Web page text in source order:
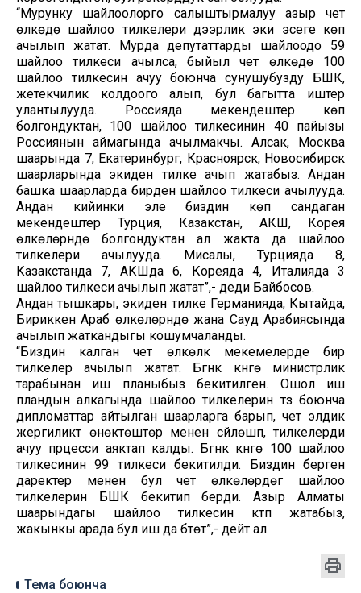
“Мурунку шайлоолорго салыштырмалуу азыр чет
өлкөдө шайлоо тилкелери дээрлик эки эсеге көп
ачылып жатат. Мурда депутаттарды шайлоодо 59
шайлоо тилкеси ачылса, быйыл чет өлкөдө 100
шайлоо тилкесин ачуу боюнча сунушубузду БШК,
жетекчилик колдоого алып, бул багытта иштер
улантылууда. Россияда мекендештер көп
болгондуктан, 100 шайлоо тилкесинин 40 пайызы
Россиянын аймагында ачылмакчы. Алсак, Москва
шаарында 7, Екатеринбург, Красноярск, Новосибирск
шаарларында экиден тилке ачып жатабыз. Андан
башка шаарларда бирден шайлоо тилкеси ачылууда.
Андан кийинки эле биздин көп сандаган
мекендештер Турция, Казакстан, АКШ, Корея
өлкөлөрүндө болгондуктан ал жакта да шайлоо
тилкелери ачылууда. Мисалы, Турцияда 8,
Казакстанда 7, АКШда 6, Кореяда 4, Италияда 3
шайлоо тилкеси ачылып жатат”,- деди Байбосов.
Андан тышкары, экиден тилке Германияда, Кытайда,
Бириккен Араб өлкөлөрүндө жана Сауд Арабиясында
ачылып жаткандыгы кошумчаланды.
“Биздин калган чет өлкөлүк мекемелерде бир
тилкелер ачылып жатат. Бүгүнкү күнгө министрлик
тарабынан иш планыбыз бекитилген. Ошол иш
пландын алкагында шайлоо тилкелерин түзүү боюнча
дипломаттар айтылган шаарларга барып, чет элдик
жергиликтүү өнөктөштөр менен сүйлөшүп, тилкелерди
ачуу прцесси аяктап калды. Бүгүнкү күнгө 100 шайлоо
тилкесинин 99 тилкеси бекитилди. Биздин берген
даректер менен бул чет өлкөлөрдөгү шайлоо
тилкелерин БШК бекитип берди. Азыр Алматы
шаарындагы шайлоо тилкесин күтүп жатабыз,
жакынкы арада бул иш да бүтөт”,- дейт ал.
Тема боюнча